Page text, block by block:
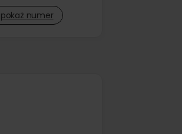
pokaż numer